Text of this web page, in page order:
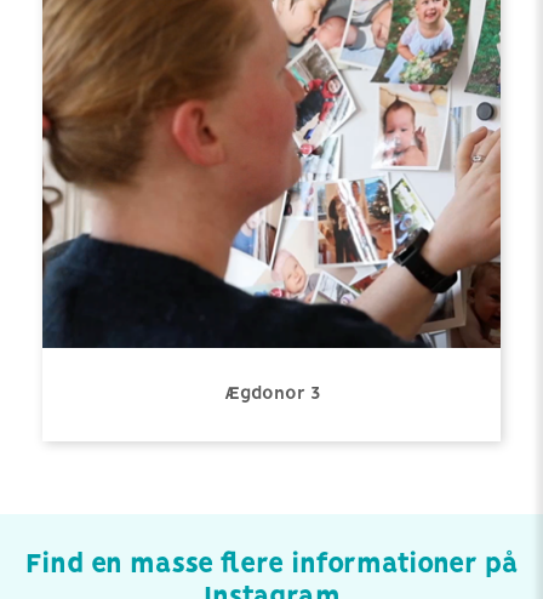
Ægdonor 3
Find en masse flere informationer på